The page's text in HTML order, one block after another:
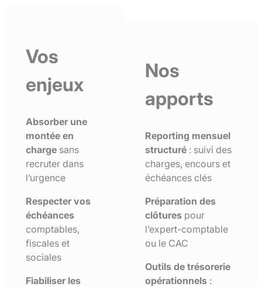
Vos
enjeux
Absorber une
montée en
charge sans
recruter dans
l’urgence
Respecter vos
échéances
comptables,
fiscales et
sociales
Fiabiliser les
Nos
apports
Reporting mensuel
structuré : suivi des
charges, encours et
échéances clés
Préparation des
clôtures pour
l’expert-comptable
ou le CAC
Outils de trésorerie
opérationnels :